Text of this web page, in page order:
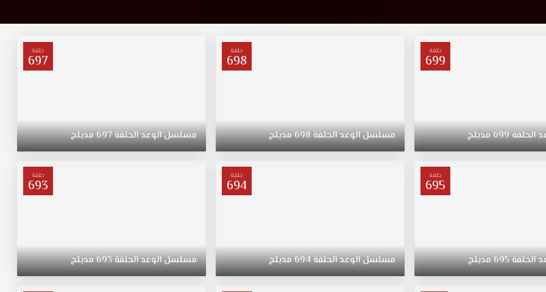
حلقة
699
الحلقة699مدبلج
حلقة
698
مسلسلالوعدالحلقة698مدبلج
حلقة
697
مسلسلالوعدالحلقة697مدبلج
حلقة
695
الحلقة695مدبلج
حلقة
694
مسلسلالوعدالحلقة694مدبلج
حلقة
693
مسلسلالوعدالحلقة693مدبلج